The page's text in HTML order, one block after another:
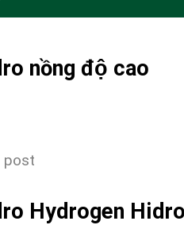
nồng độ cao
post
Hydrogen